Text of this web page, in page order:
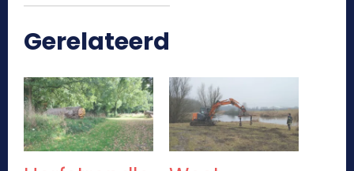
Gerelateerd